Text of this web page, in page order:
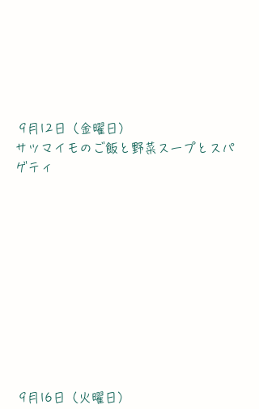
9月12日（金曜日）
サツマイモのご飯と野菜スープとスパ
ゲティ
9月16日（火曜日）